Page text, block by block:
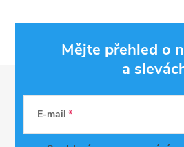
Mějte přehled o
a
E-mail